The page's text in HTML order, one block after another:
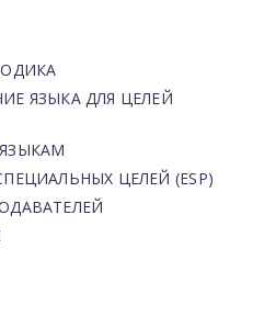
ЯЗЫКА ДЛЯ ЦЕЛЕЙ
ЦЕЛЕЙ (ESP)